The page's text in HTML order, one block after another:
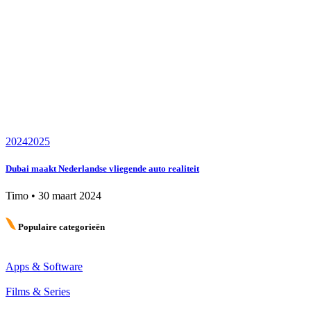
20242025
Dubai maakt Nederlandse vliegende auto realiteit
Timo • 30 maart 2024
Populaire categorieën
Apps & Software
Films & Series